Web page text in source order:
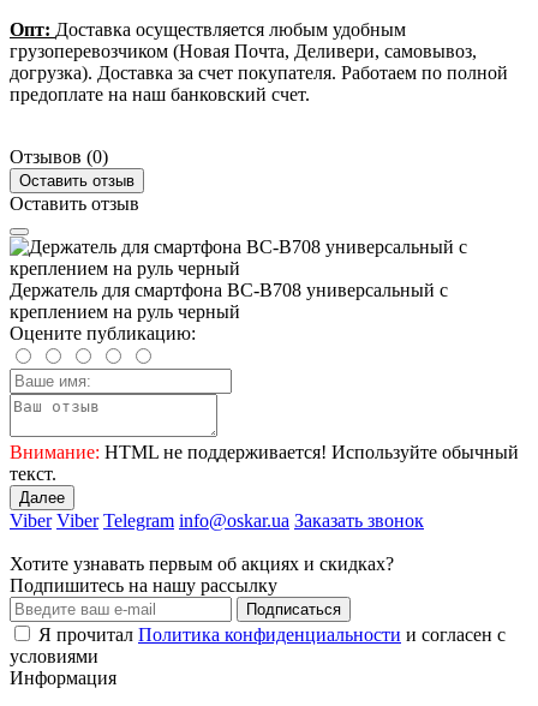
Опт: Доставка осуществляется любым удобным
грузоперевозчиком (Новая Почта, Деливери, самовывоз,
догрузка). Доставка за счет покупателя. Работаем по полной
предоплате на наш банковский счет.
Отзывов (0)
Оставить отзыв
Оставить отзыв
Держатель для смартфона BC-B708 универсальный с
креплением на руль черный
Оцените публикацию:
Внимание: HTML не поддерживается! Используйте обычный
текст.
Далее
Viber Viber Telegram info@oskar.ua Заказать звонок
Хотите узнавать первым об акциях и скидках?
Подпишитесь на нашу рассылку
Подписаться
Я прочитал Политика конфиденциальности и согласен с
условиями
Информация